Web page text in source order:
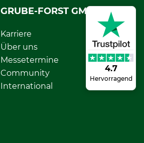
4.7
Hervorragend
GRUBE-FORST GMBH
Karriere
Über uns
Messetermine
Community
International